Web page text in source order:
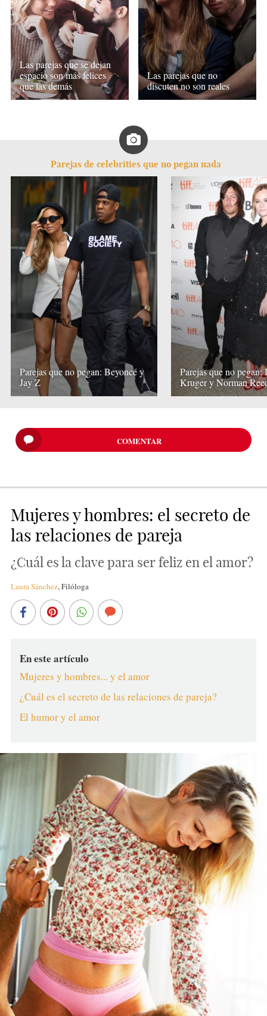
Las parejas que se dejan
espacio son más felices
que las demás
Las parejas que no
discuten no son reales
Parejas de celebrities que no pegan nada
Parejas que no pegan: Beyoncé y
Jay Z
Parejas que no pegan:
Kruger y Norman
COMENTAR
Mujeres y hombres: el secreto de
las relaciones de pareja
¿Cuál es la clave para ser feliz en el amor?
Laura Sánchez,Filóloga
En este artículo
Mujeres y hombres... y el amor
¿Cuál es el secreto de las relaciones de pareja?
El humor y el amor